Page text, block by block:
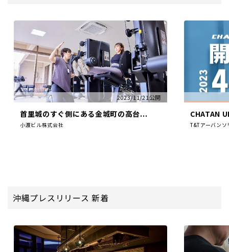
2023/11/21公開
首里城のすぐ側にある金城町の高台...
小渡ビル株式会社
CHATAN
T&Tアーバン
沖縄プレスリリース 新着